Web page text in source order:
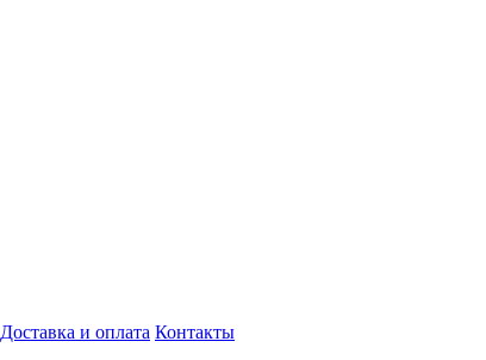
Доставка и оплата Контакты